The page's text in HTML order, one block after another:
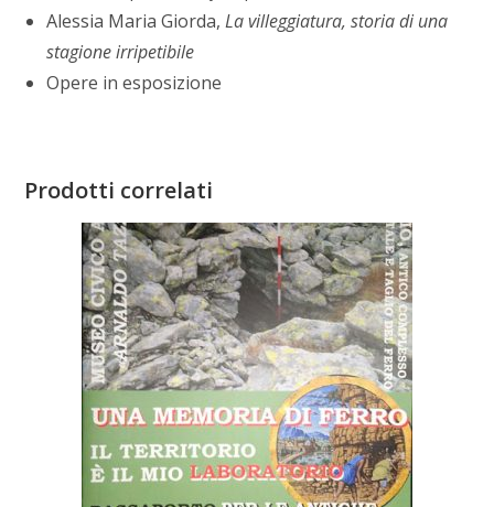
Alessia Maria Giorda,La villeggiatura, storia di una
stagione irripetibile
Opere in esposizione
Prodotti correlati